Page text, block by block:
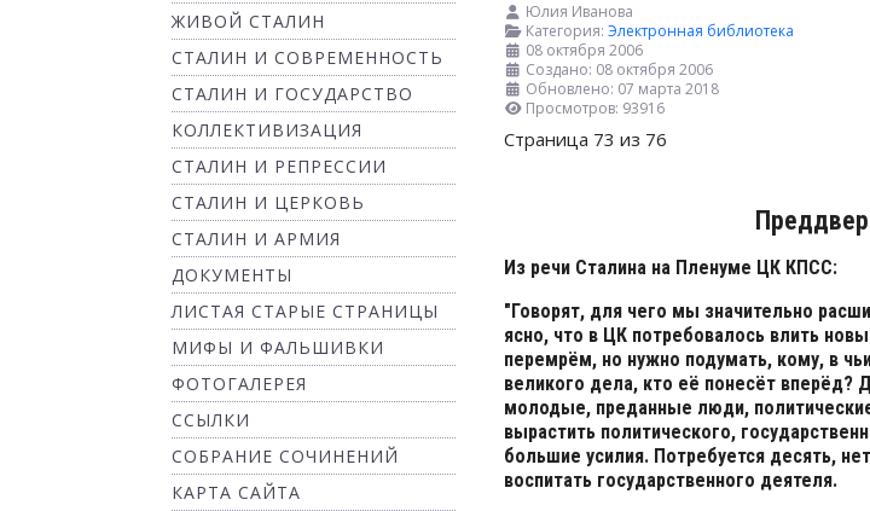
ЖИВОЙ СТАЛИН
СТАЛИН И СОВРЕМЕННОСТЬ
СТАЛИН И ГОСУДАРСТВО
КОЛЛЕКТИВИЗАЦИЯ
СТАЛИН И РЕПРЕССИИ
СТАЛИН И ЦЕРКОВЬ
СТАЛИН И АРМИЯ
ДОКУМЕНТЫ
ЛИСТАЯ СТАРЫЕ СТРАНИЦЫ
МИФЫ И ФАЛЬШИВКИ
ФОТОГАЛЕРЕЯ
ССЫЛКИ
СОБРАНИЕ СОЧИНЕНИЙ
КАРТА САЙТА
Юлия Иванова
Категория: Электронная библиотека
08 октября 2006
Создано: 08 октября 2006
Обновлено: 07 марта 2018
Просмотров: 93916
Страница 73 из 76
Из речи Сталина на Пленуме ЦК КПСС:
"Говорят, для чего мы значительно
ясно, что в ЦК потребовалось влить
перемрём, но нужно подумать, кому, в
великого дела, кто её понесёт вперёд?
молодые, преданные люди,
вырастить политического,
большие усилия. Потребуется десять,
воспитать государственного деятеля.